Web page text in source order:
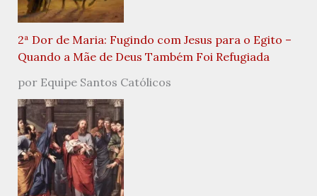
2ª Dor de Maria: Fugindo com Jesus para o Egito –
Quando a Mãe de Deus Também Foi Refugiada
por Equipe Santos Católicos